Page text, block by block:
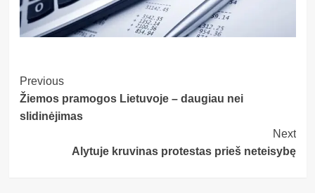
Post
Navigation
Previous
Žiemos pramogos Lietuvoje – daugiau nei
slidinėjimas
Next
Alytuje kruvinas protestas prieš neteisybę